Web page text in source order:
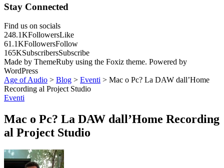
Stay Connected
Find us on socials
248.1KFollowersLike
61.1KFollowersFollow
165KSubscribersSubscribe
Made by ThemeRuby using the Foxiz theme. Powered by
WordPress
Age of Audio > Blog > Eventi > Mac o Pc? La DAW dall’Home
Recording al Project Studio
Eventi
Mac o Pc? La DAW dall’Home Recording
al Project Studio